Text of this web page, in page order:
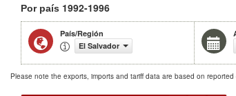
Por país 1992-1996
País/Región
El Salvador
Please note the exports, imports and tariff data are based on